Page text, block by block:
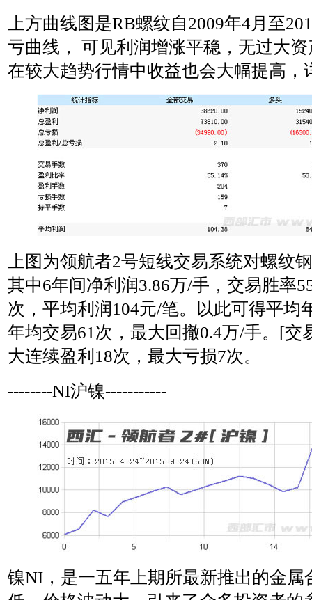
上方曲线图是RB螺纹自2009年4月至
亏曲线， 可见利润增涨平稳，无过大
在较大趋势行情中收益也会大幅提高，
上图为领航者2号短线交易系统对螺纹
其中6年间净利润3.86万/手，交易胜率
次，平均利润104元/笔。以此可得平均
年均交易61次，最大回撤0.4万/手。[交
大连续盈利18次，最大亏损7次。
--------NI沪镍-----------
镍NI，是一五年上期所最新推出的金属